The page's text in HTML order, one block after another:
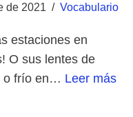
de 2021 Vocabulario
estaciones en
O sus lentes de
o frío en… Leer más